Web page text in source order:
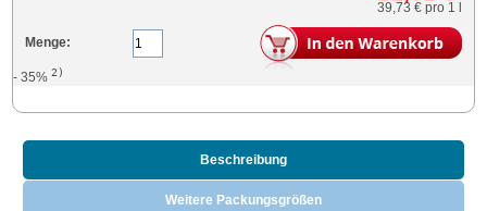
39,73 € pro 1 l
Menge:
- 35%2)
Beschreibung
Weitere Packungsgrößen